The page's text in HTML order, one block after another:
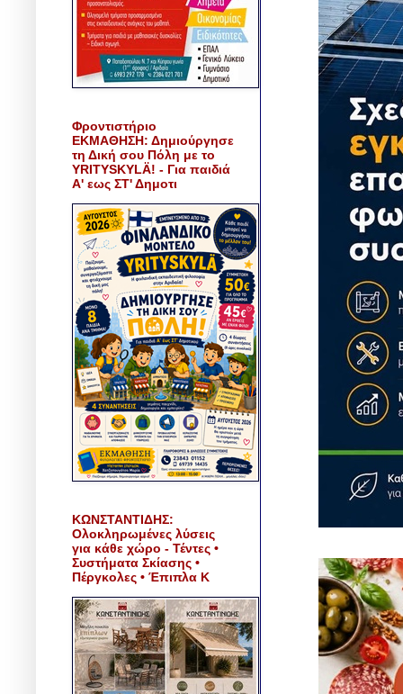
Φροντιστήριο
ΕΚΜΑΘΗΣΗ: Δημιούργησε
τη Δική σου Πόλη με το
YRITYSKYLÄ! - Για παιδιά
Α' εως ΣΤ' Δημοτι
ΚΩΝΣΤΑΝΤΙΔΗΣ:
Ολοκληρωμένες λύσεις
για κάθε χώρο - Τέντες •
Συστήματα Σκίασης •
Πέργκολες • Έπιπλα Κ